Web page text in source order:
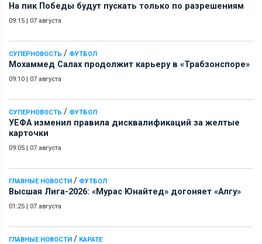
На пик Победы будут пускать только по разрешениям
09:15 | 07 августа
СУПЕРНОВОСТЬ / ФУТБОЛ
Мохаммед Салах продолжит карьеру в «Трабзонспоре»
09:10 | 07 августа
СУПЕРНОВОСТЬ / ФУТБОЛ
УЕФА изменил правила дисквалификаций за желтые
карточки
09:05 | 07 августа
ГЛАВНЫЕ НОВОСТИ / ФУТБОЛ
Высшая Лига-2026: «Мурас Юнайтед» догоняет «Алгу»
01:25 | 07 августа
ГЛАВНЫЕ НОВОСТИ / КАРАТЕ